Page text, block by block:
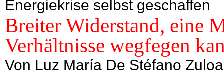
Energiekrise selbst geschaffen
Breiter Widerstand, eine
Verhältnisse wegfegen
Von Luz María De Stéfano